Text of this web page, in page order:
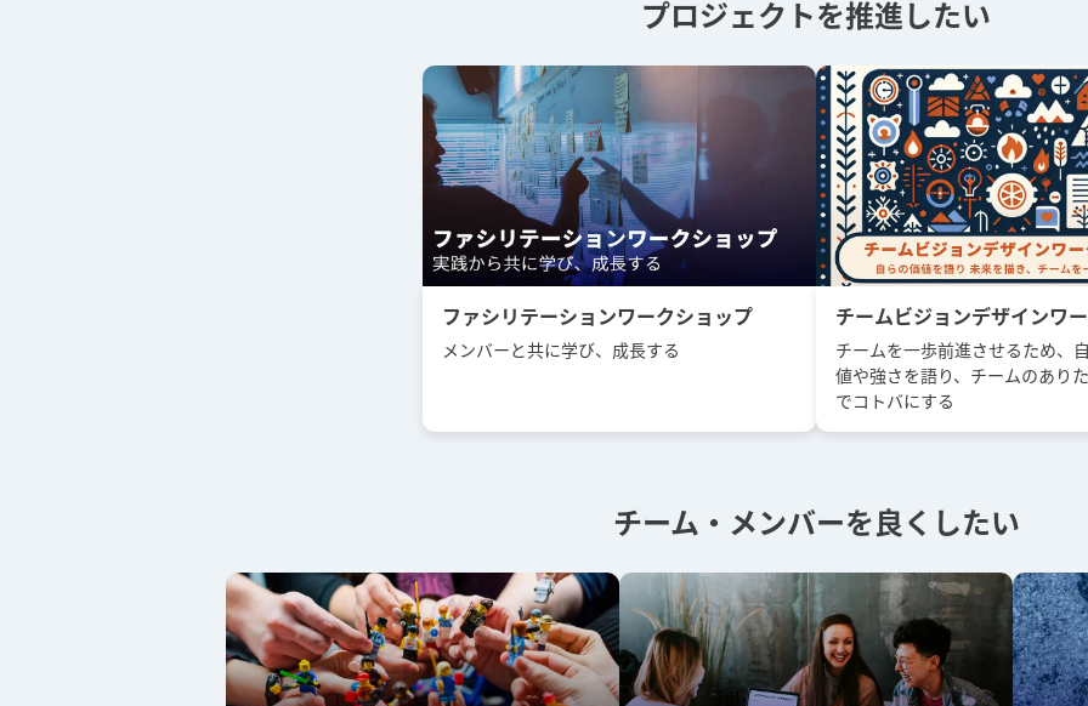
プロジェクトを推進したい
ファシリテーションワークショップ
メンバーと共に学び、成長する
チームビジョンデザインワ
チームを一歩前進させるため、
値や強さを語り、チームのあり
でコトバにする
チーム・メンバーを良くしたい